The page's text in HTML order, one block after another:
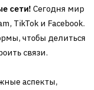
сети! Сегодня мир
TikTok и Facebook.
чтобы делиться
связи.
аспекты,